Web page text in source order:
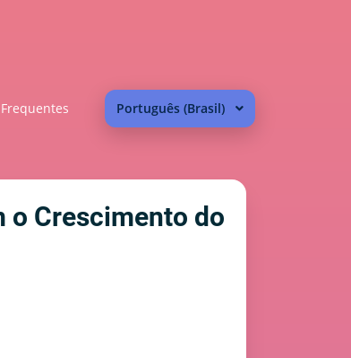
Português (Brasil)
o Crescimento do